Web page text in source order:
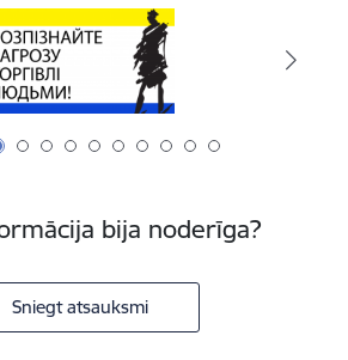
bija noderīga?
Sniegt atsauksmi